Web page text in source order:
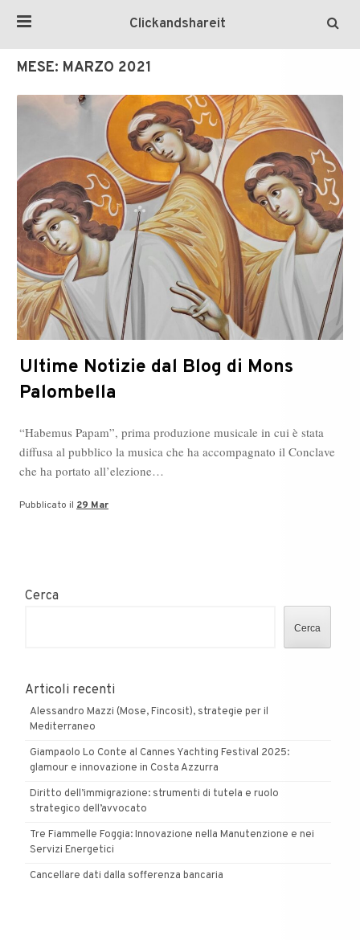
Clickandshareit
MESE: MARZO 2021
Ultime Notizie dal Blog di Mons
Palombella
“Habemus Papam”, prima produzione musicale in cui è stata
diffusa al pubblico la musica che ha accompagnato il Conclave
che ha portato all’elezione…
Pubblicato il 29 Mar
Cerca
Cerca
Articoli recenti
Alessandro Mazzi (Mose, Fincosit), strategie per il
Mediterraneo
Giampaolo Lo Conte al Cannes Yachting Festival 2025:
glamour e innovazione in Costa Azzurra
Diritto dell’immigrazione: strumenti di tutela e ruolo
strategico dell’avvocato
Tre Fiammelle Foggia: Innovazione nella Manutenzione e nei
Servizi Energetici
Cancellare dati dalla sofferenza bancaria